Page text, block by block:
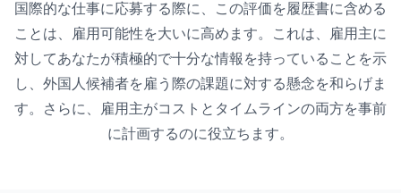
国際的な仕事に応募する際に、この評価を履歴書に含める
ことは、雇用可能性を大いに高めます。これは、雇用主に
対してあなたが積極的で十分な情報を持っていることを示
し、外国人候補者を雇う際の課題に対する懸念を和らげま
す。さらに、雇用主がコストとタイムラインの両方を事前
に計画するのに役立ちます。